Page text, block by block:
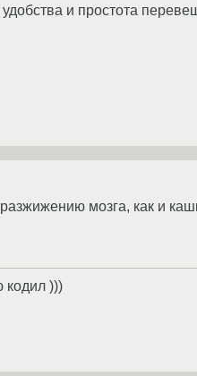
и простота
мозга, как и
кодил )))